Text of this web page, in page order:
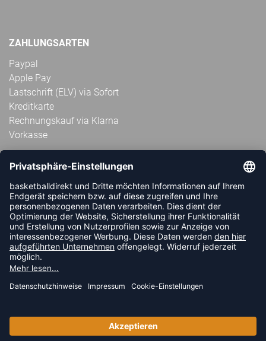
ZAHLUNGSARTEN
Paypal
Apple Pay
Lastschrift (ELV) via Sofort
Kreditkarte
Rechnungskauf via Klarna
Vorkasse
ABONNIERE JETZT DEN KOSTENLOSEN
HANDBALLDIREKT-NEWSLETTER UND VERPASSE KEINE
NEUIGKEIT ODER AKTION MEHR.
JETZT ANMELDEN